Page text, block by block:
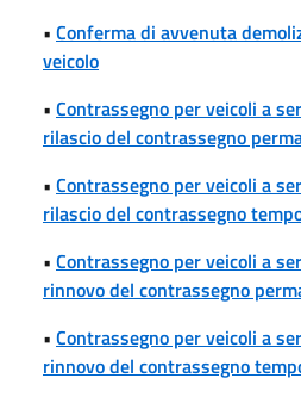
• Conferma di avvenuta
veicolo
• Contrassegno per veicoli a
rilascio del contrassegno
• Contrassegno per veicoli a
rilascio del contrassegno
• Contrassegno per veicoli a
rinnovo del contrassegno
• Contrassegno per veicoli a
rinnovo del contrassegno